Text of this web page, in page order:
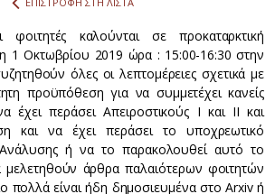
φοιτητές καλούνται σε προκαταρκτική
1 Οκτωβρίου 2019 ώρα : 15:00-16:30 στην
όλες οι λεπτομέρειες σχετικά με
προϋπόθεση για να συμμετέχει κανείς
έχει περάσει Απειροστικούς Ι και ΙΙ και
και να έχει περάσει το υποχρεωτικό
ή να το παρακολουθεί αυτό το
άρθρα παλαιότερων φοιτητών
πολλά είναι ήδη δημοσιευμένα στο Arxiv ή